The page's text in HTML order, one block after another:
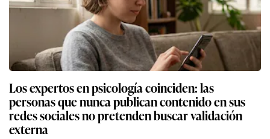
Los expertos en psicología coinciden: las
personas que nunca publican contenido en sus
redes sociales no pretenden buscar validación
externa